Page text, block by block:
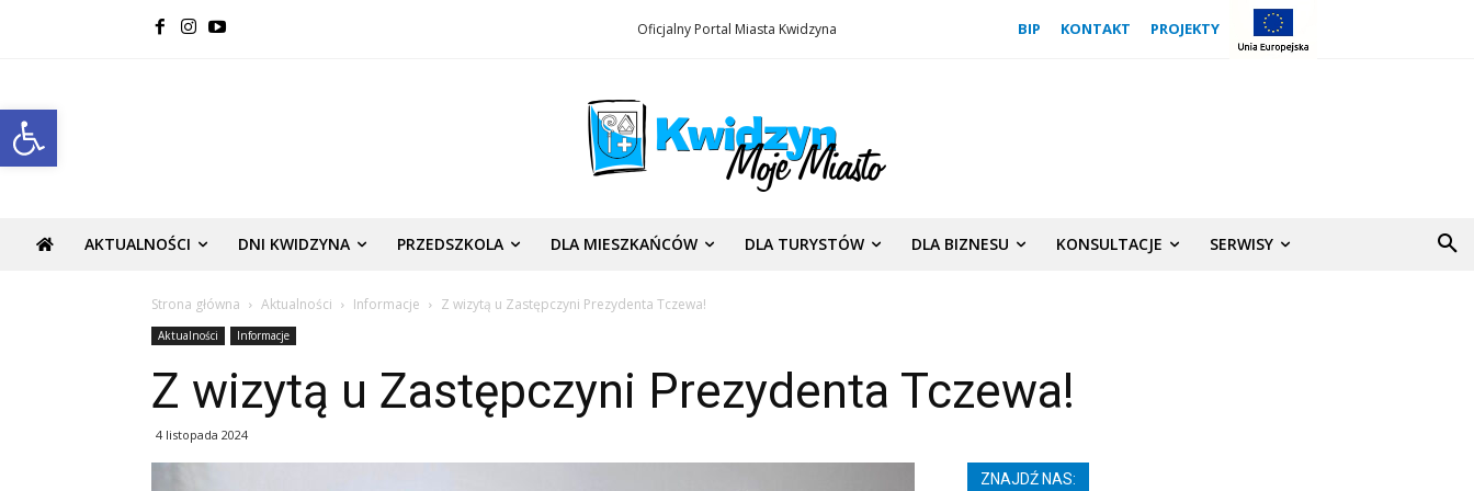
Open toolbar
Oficjalny Portal Miasta Kwidzyna BIP KONTAKT PROJEKTY
AKTUALNOŚCI DNI KWIDZYNA PRZEDSZKOLA DLA MIESZKAŃCÓW DLA TURYSTÓW DLA BIZNESU KONSULTACJE SERWISY
Strona główna Aktualności Informacje Z wizytą u Zastępczyni Prezydenta Tczewa!
Aktualności Informacje
Z wizytą u Zastępczyni Prezydenta Tczewa!
4 listopada 2024
ZNAJDŹ NAS: